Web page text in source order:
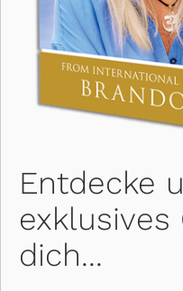
Entdecke
exklusives
dich...